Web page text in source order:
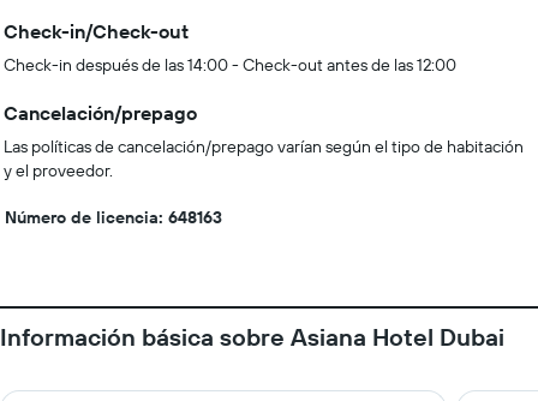
Check-in/Check-out
Check-in después de las 14:00 - Check-out antes de las 12:00
Cancelación/prepago
Las políticas de cancelación/prepago varían según el tipo de habitación
y el proveedor.
Número de licencia: 648163
Información básica sobre Asiana Hotel Dubai